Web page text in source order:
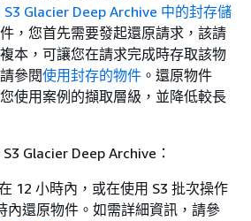
Glacier Deep Archive 中的封存儲
，您首先需要發起還原請求，該請
本，可讓您在請求完成時存取該物
參閱使用封存的物件 。還原物件
使用案例的擷取層級，並降低較長
Glacier Deep Archive：
12 小時內，或在使用 S3 批次操作
內還原物件。如需詳細資訊，請參